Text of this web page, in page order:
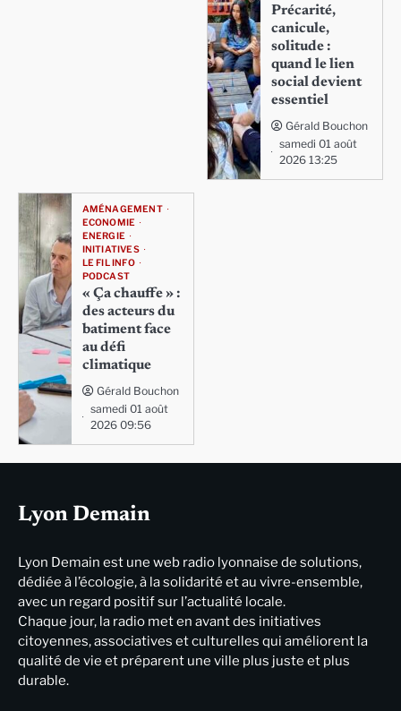
Précarité,
canicule,
solitude :
quand le lien
social devient
essentiel
Gérald Bouchon
samedi 01 août
2026 13:25
AMÉNAGEMENT
ECONOMIE
ENERGIE
INITIATIVES
LE FIL INFO
PODCAST
« Ça chauffe » :
des acteurs du
batiment face
au défi
climatique
Gérald Bouchon
samedi 01 août
2026 09:56
Lyon Demain
Lyon Demain est une web radio lyonnaise de solutions,
dédiée à l’écologie, à la solidarité et au vivre-ensemble,
avec un regard positif sur l’actualité locale.
Chaque jour, la radio met en avant des initiatives
citoyennes, associatives et culturelles qui améliorent la
qualité de vie et préparent une ville plus juste et plus
durable.